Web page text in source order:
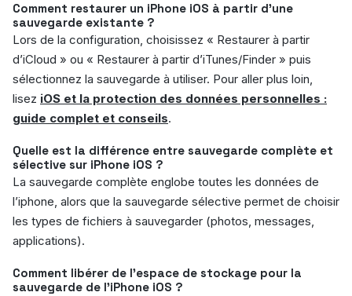
Comment restaurer un iPhone iOS à partir d’une
sauvegarde existante ?
Lors de la configuration, choisissez « Restaurer à partir
d’iCloud » ou « Restaurer à partir d’iTunes/Finder » puis
sélectionnez la sauvegarde à utiliser. Pour aller plus loin,
lisez iOS et la protection des données personnelles :
guide complet et conseils.
Quelle est la différence entre sauvegarde complète et
sélective sur iPhone iOS ?
La sauvegarde complète englobe toutes les données de
l’iphone, alors que la sauvegarde sélective permet de choisir
les types de fichiers à sauvegarder (photos, messages,
applications).
Comment libérer de l’espace de stockage pour la
sauvegarde de l’iPhone iOS ?